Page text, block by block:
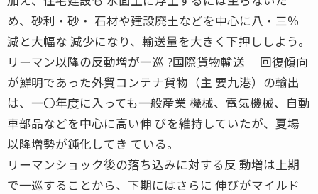
め、砂利・砂・ 石材や建設廃土などを中心に八・三％
減と大幅な 減少になり、輸送量を大きく下押ししよう。
リーマン以降の反動増が一巡 ?国際貨物輸送 回復傾向
が鮮明であった外貿コンテナ貨物（主 要九港）の輸出
は、一〇年度に入っても一般産業 機械、電気機械、自動
車部品などを中心に高い伸 びを維持していたが、夏場
以降増勢が鈍化してき ている。
リーマンショック後の落ち込みに対する反 動増は上期
で一巡することから、下期にはさらに 伸びがマイルド